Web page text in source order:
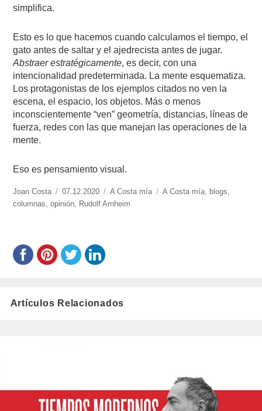
simplifica.
Esto es lo que hacemos cuando calculamos el tiempo, el
gato antes de saltar y el ajedrecista antes de jugar.
Abstraer estratégicamente, es decir, con una
intencionalidad predeterminada. La mente esquematiza.
Los protagonistas de los ejemplos citados no ven la
escena, el espacio, los objetos. Más o menos
inconscientemente “ven” geometría, distancias, líneas de
fuerza, redes con las que manejan las operaciones de la
mente.
Eso es pensamiento visual.
https://www.experimenta.es/author/joan-
costa/
Joan Costa
Publicado
el
07.12.2020 Categorías
A Costa mía Etiquetas
A Costa mía blogs
columnas ,opinión Rudolf Arnheim
Artículos Relacionados